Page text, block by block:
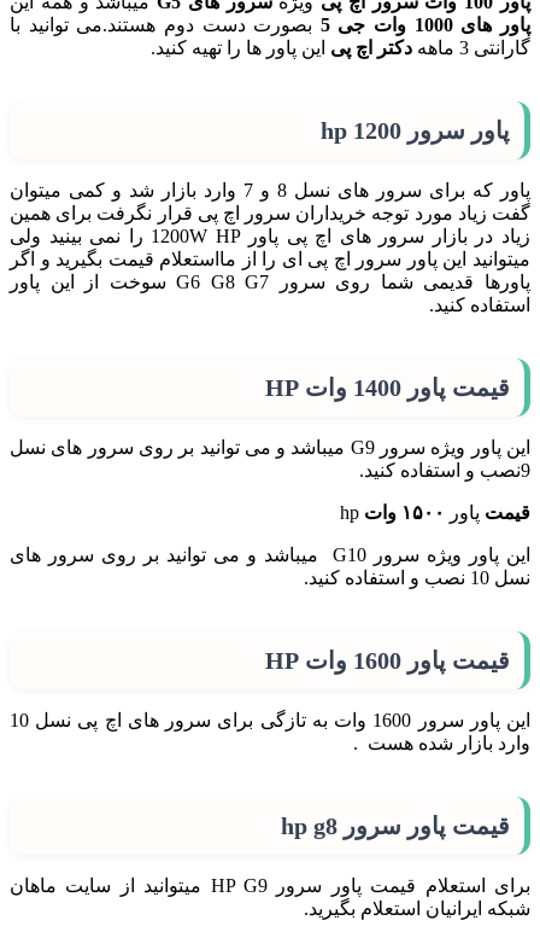
پاور های 1000 وات جی 5
بصورت دست دوم هستند.می توانید با
گارانتی 3 ماهه
دکتر اچ پی این پاور ها را تهیه کنید.
پاور سرور 1200
پاور که برای سرور های نسل 8 و 7 وارد بازار شد و کمی میتوان
گفت زیاد مورد توجه خریداران سرور اچ پی قرار نگرفت برای همین
زیاد در بازار سرور های اچ پی پاور 1200W HP را نمی بینید ولی
میتوانید این پاور سرور اچ پی ای را از مااستعلام قیمت بگیرید و اگر
پاورها قدیمی شما روی سرور G6 G8 G7 سوخت از این پاور
استفاده کنید.
قیمت پاور 1400 وات HP
این پاور ویژه سرور G9 میباشد و می توانید بر روی سرور های نسل
9نصب و استفاده کنید.
قیمت پاور ۱۵۰۰ وات
این پاور ویژه سرور G10 میباشد و می توانید بر روی سرور های
نسل 10 نصب و استفاده کنید.
قیمت پاور 1600 وات HP
این پاور سرور 1600 وات به تازگی برای سرور های اچ پی نسل 10
وارد بازار شده هست .
قیمت پاور سرور g8
برای استعلام قیمت پاور سرور HP G9 میتوانید از سایت ماهان
شبکه ایرانیان استعلام بگیرید.